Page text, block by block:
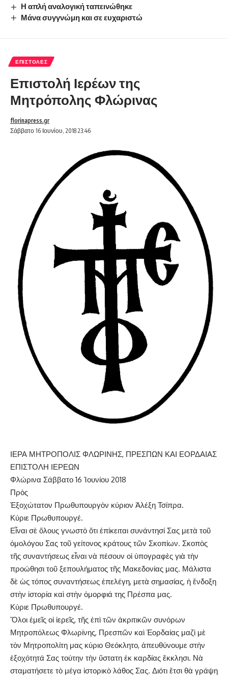
Η απλή αναλογική ταπεινώθηκε
Μάνα συγγνώμη και σε ευχαριστώ
ΕΠΙΣΤΟΛΈΣ
Επιστολή Ιερέων της
Μητρόπολης Φλώρινας
Σάββατο 16 Ιουνίου, 2018 23:46
florinapress.gr
ΙΕΡΑ ΜΗΤΡΟΠΟΛΙΣ ΦΛΩΡΙΝΗΣ, ΠΡΕΣΠΩΝ ΚΑΙ ΕΟΡΔΑΙΑΣ
ΕΠΙΣΤΟΛΗ ΙΕΡΕΩΝ
Φλώρινα Σάββατο 16 Ἰουνίου 2018
Πρὸς
Ἐξοχώτατον Πρωθυπουργὸν κύριον Ἀλέξη Τσίπρα.
Κύριε Πρωθυπουργέ.
Εἶναι σὲ ὅλους γνωστὸ ὅτι ἐπίκειται συνάντησί Σας μετὰ τοῦ
ὁμολόγου Σας τοῦ γείτονος κράτους τῶν Σκοπίων. Σκοπὸς
τῆς συναντήσεως εἶναι νὰ πέσουν οἱ ὑπογραφὲς γιὰ τὴν
προώθησι τοῦ ξεπουλήματος τῆς Μακεδονίας μας. Μάλιστα
δὲ ὡς τόπος συναντήσεως ἐπελέγη, μετὰ σημασίας, ἡ ἔνδοξη
στὴν ἱστορία καὶ στὴν ὀμορφιά της Πρέσπα μας.
Κύριε Πρωθυπουργέ.
Ὅλοι ἐμεῖς οἱ ἱερεῖς, τῆς ἐπὶ τῶν ἀκριτικῶν συνόρων
Μητροπόλεως Φλωρίνης, Πρεσπῶν καὶ Ἑορδαίας μαζὶ μὲ
τὸν Μητροπολίτη μας κύριο Θεόκλητο, ἀπευθύνουμε στὴν
ἐξοχότητά Σας τούτην τὴν ὕστατη ἐκ καρδίας ἔκκλησι. Νὰ
σταματήσετε τὸ μέγα ἱστορικὸ λάθος Σας. Διότι ἔτσι θὰ γράψη